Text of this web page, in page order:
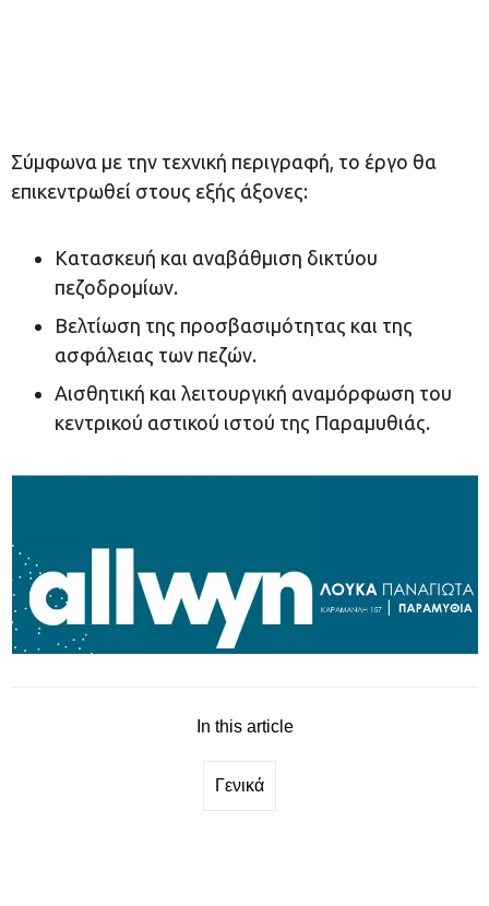
Σύμφωνα με την τεχνική περιγραφή, το έργο θα
επικεντρωθεί στους εξής άξονες:
​Κατασκευή και αναβάθμιση δικτύου
πεζοδρομίων.
​Βελτίωση της προσβασιμότητας και της
ασφάλειας των πεζών.
​Αισθητική και λειτουργική αναμόρφωση του
κεντρικού αστικού ιστού της Παραμυθιάς.
In this article
Γενικά